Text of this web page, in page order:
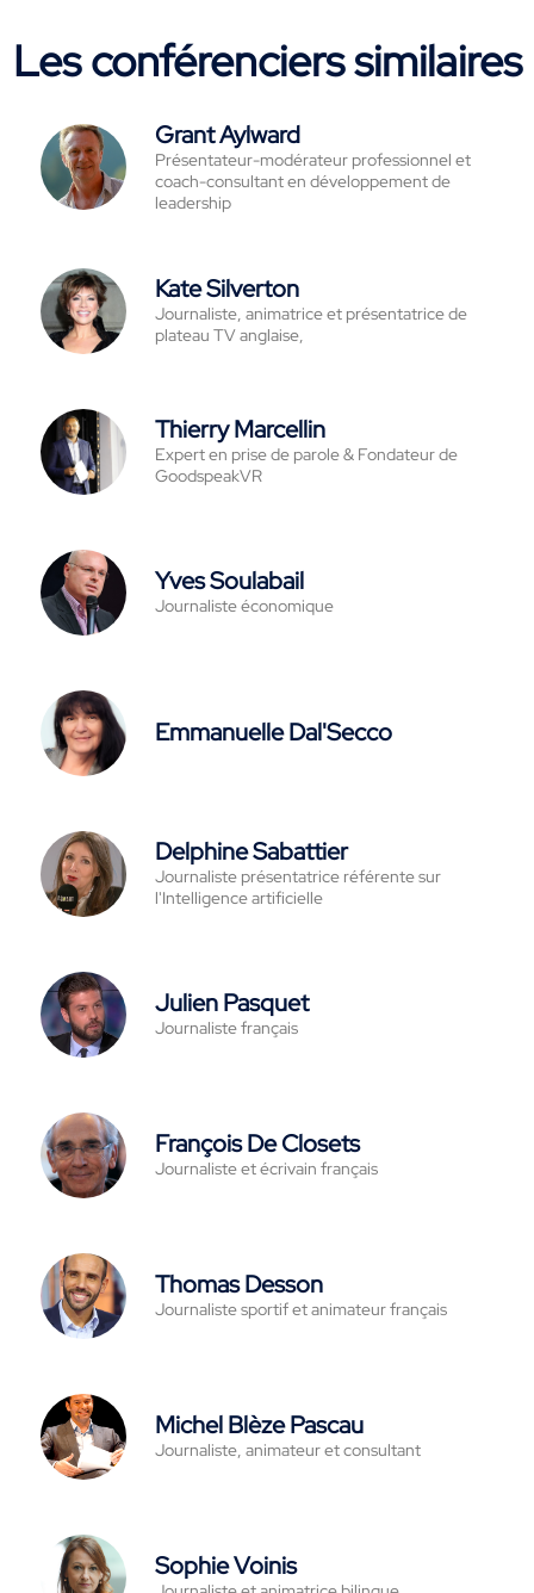
Les conférenciers similaires
Grant Aylward
Présentateur-modérateur professionnel et
coach-consultant en développement de
leadership
Kate Silverton
Journaliste, animatrice et présentatrice de
plateau TV anglaise,
Thierry Marcellin
Expert en prise de parole & Fondateur de
GoodspeakVR
Yves Soulabail
Journaliste économique
Emmanuelle Dal'Secco
Delphine Sabattier
Journaliste présentatrice référente sur
l'Intelligence artificielle
Julien Pasquet
Journaliste français
François De Closets
Journaliste et écrivain français
Thomas Desson
Journaliste sportif et animateur français
Michel Blèze Pascau
Journaliste, animateur et consultant
Sophie Voinis